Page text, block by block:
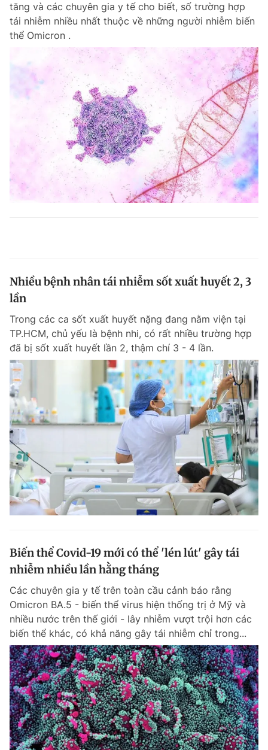
tăng và các chuyên gia y tế cho biết, số trường hợp
tái nhiễm nhiều nhất thuộc về những người nhiễm biến
thể Omicron .
Nhiều bệnh nhân tái nhiễm sốt xuất huyết 2, 3
lần
Trong các ca sốt xuất huyết nặng đang nằm viện tại
TP.HCM, chủ yếu là bệnh nhi, có rất nhiều trường hợp
đã bị sốt xuất huyết lần 2, thậm chí 3 - 4 lần.
Biến thể Covid-19 mới có thể 'lén lút' gây tái
nhiễm nhiều lần hằng tháng
Các chuyên gia y tế trên toàn cầu cảnh báo rằng
Omicron BA.5 - biến thể virus hiện thống trị ở Mỹ và
nhiều nước trên thế giới - lây nhiễm vượt trội hơn các
biến thể khác, có khả năng gây tái nhiễm chỉ trong...